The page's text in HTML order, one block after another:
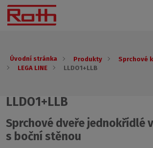
Úvodní stránka Produkty
Sprchové
LEGA LINE
LLDO1+LLB
LLDO1+LLB
Sprchové dveře jednokřídlé
s boční stěnou